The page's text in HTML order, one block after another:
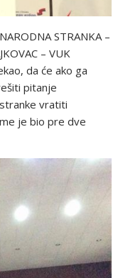
STRANKA –
– VUK
da će ako ga
pitanje
vratiti
je bio pre dve